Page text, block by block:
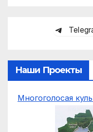
Наши Проекты
Многоголосая